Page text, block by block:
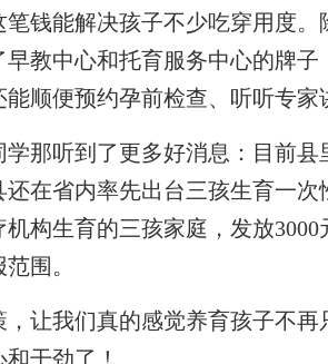
笔钱能解决孩子不少吃穿用度
教中心和托育服务中心的牌
顺便预约孕前检查、听听专家
听到了更多好消息：目前县
还在省内率先出台三孩生育一
构生育的三孩家庭，发放
围。
我们真的感觉养育孩子不再
干劲了！